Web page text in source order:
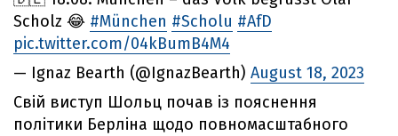
Scholz 😂 #München #Scholu #AfD
pic.twitter.com/04kBumB4M4
— Ignaz Bearth (@IgnazBearth) August 18, 2023
Свій виступ Шольц почав із пояснення
політики Берліна щодо повномасштабного